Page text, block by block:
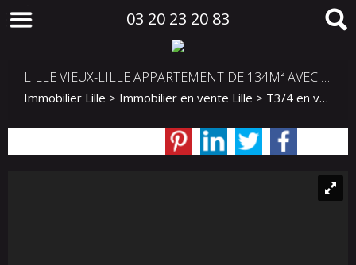
03 20 23 20 83
LILLE VIEUX-LILLE APPARTEMENT DE 134M² AVEC TERRASSE ET PARKING
Immobilier Lille > Immobilier en vente Lille > T3/4 en vente Lille